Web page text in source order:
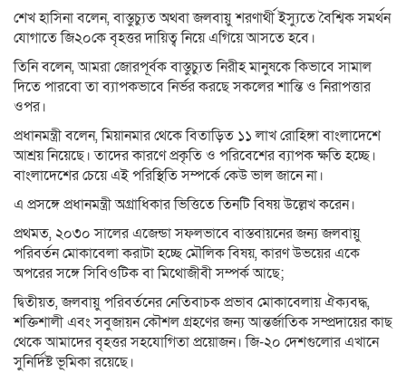
শেখ হাসিনা বলেন, বাস্তুচ্যুত অথবা জলবায়ু শরণার্থী ইস্যুতে বৈশ্বিক সমর্থন
যোগাতে জি২০কে বৃহত্তর দায়িত্ব নিয়ে এগিয়ে আসতে হবে।
তিনি বলেন, আমরা জোরপূর্বক বাস্তুচ্যুত নিরীহ মানুষকে কিভাবে সামাল
দিতে পারবো তা ব্যাপকভাবে নির্ভর করছে সকলের শান্তি ও নিরাপত্তার
ওপর।
প্রধানমন্ত্রী বলেন, মিয়ানমার থেকে বিতাড়িত ১১ লাখ রোহিঙ্গা বাংলাদেশে
আশ্রয় নিয়েছে। তাদের কারণে প্রকৃতি ও পরিবেশের ব্যাপক ক্ষতি হচ্ছে।
বাংলাদেশের চেয়ে এই পরিস্থিতি সম্পর্কে কেউ ভাল জানে না।
এ প্রসঙ্গে প্রধানমন্ত্রী অগ্রাধিকার ভিত্তিতে তিনটি বিষয় উল্লেখ করেন।
প্রথমত, ২০৩০ সালের এজেন্ডা সফলভাবে বাস্তবায়নের জন্য জলবায়ু
পরিবর্তন মোকাবেলা করাটা হচ্ছে মৌলিক বিষয়, কারণ উভয়ের একে
অপরের সঙ্গে সিবিওটিক বা মিথোজীবী সম্পর্ক আছে;
দ্বিতীয়ত, জলবায়ু পরিবর্তনের নেতিবাচক প্রভাব মোকাবেলায় ঐক্যবদ্ধ,
শক্তিশালী এবং সবুজায়ন কৌশল গ্রহণের জন্য আন্তর্জাতিক সম্প্রদায়ের কাছ
থেকে আমাদের বৃহত্তর সহযোগিতা প্রয়োজন। জি-২০ দেশগুলোর এখানে
সুনির্দিষ্ট ভূমিকা রয়েছে।